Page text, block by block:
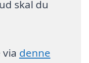
skal du
denne